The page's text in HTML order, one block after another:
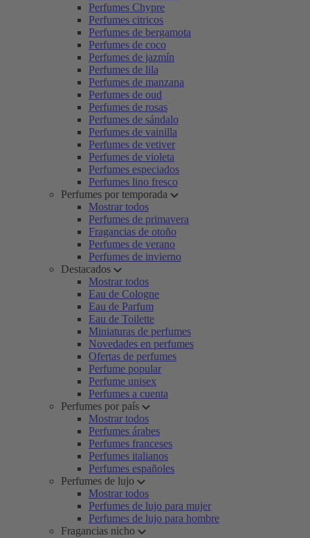
Perfumes Chypre
Perfumes citricos
Perfumes de bergamota
Perfumes de coco
Perfumes de jazmín
Perfumes de lila
Perfumes de manzana
Perfumes de oud
Perfumes de rosas
Perfumes de sándalo
Perfumes de vainilla
Perfumes de vetiver
Perfumes de violeta
Perfumes especiados
Perfumes lino fresco
Perfumes por temporada
Mostrar todos
Perfumes de primavera
Fragancias de otoño
Perfumes de verano
Perfumes de invierno
Destacados
Mostrar todos
Eau de Cologne
Eau de Parfum
Eau de Toilette
Miniaturas de perfumes
Novedades en perfumes
Ofertas de perfumes
Perfume popular
Perfume unisex
Perfumes a cuenta
Perfumes por país
Mostrar todos
Perfumes árabes
Perfumes franceses
Perfumes italianos
Perfumes españoles
Perfumes de lujo
Mostrar todos
Perfumes de lujo para mujer
Perfumes de lujo para hombre
Fragancias nicho